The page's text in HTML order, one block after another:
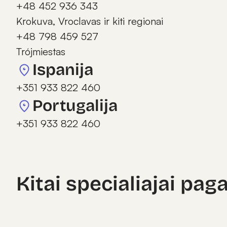
+48 452 936 343
Krokuva, Vroclavas ir kiti regionai
+48 798 459 527
Trójmiestas
Ispanija
+351 933 822 460
Portugalija
+351 933 822 460
Kitai specialiajai